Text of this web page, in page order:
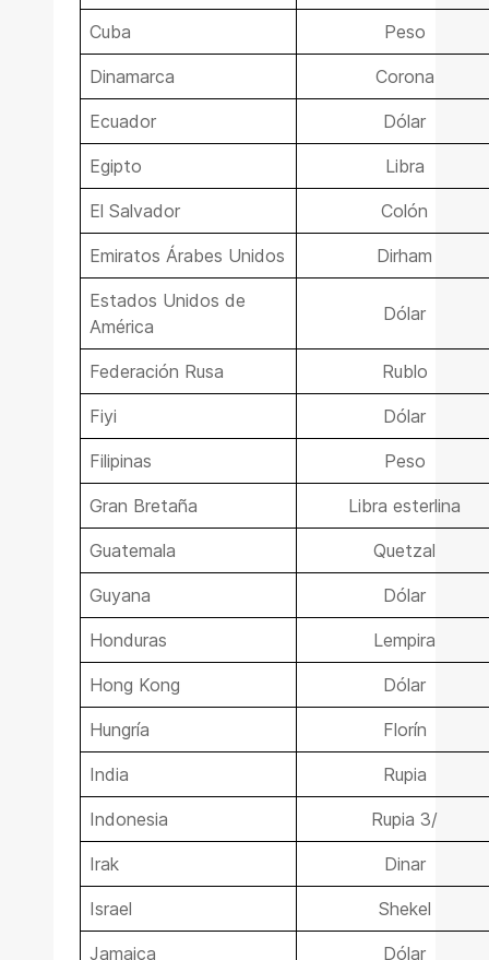
Cuba Peso
Dinamarca Corona
Ecuador Dólar
Egipto Libra
El Salvador Colón
Emiratos Árabes Unidos Dirham
Estados Unidos de
América
Dólar
Federación Rusa Rublo
Fiyi Dólar
Filipinas Peso
Gran Bretaña Libra esterlina
Guatemala Quetzal
Guyana Dólar
Honduras Lempira
Hong Kong Dólar
Hungría Florín
India Rupia
Indonesia Rupia 3/
Irak Dinar
Israel Shekel
Jamaica Dólar